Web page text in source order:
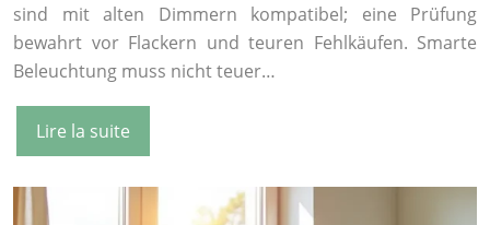
sind mit alten Dimmern kompatibel; eine Prüfung
bewahrt vor Flackern und teuren Fehlkäufen. Smarte
Beleuchtung muss nicht teuer…
Lire la suite